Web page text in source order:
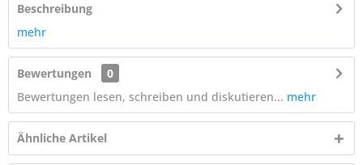
Beschreibung
mehr
Bewertungen
0
Bewertungen lesen, schreiben und diskutieren... mehr
Ähnliche Artikel